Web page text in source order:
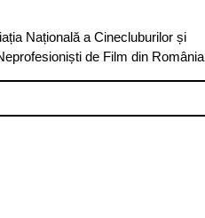
Națională a Cinecluburilor și
de Film din România